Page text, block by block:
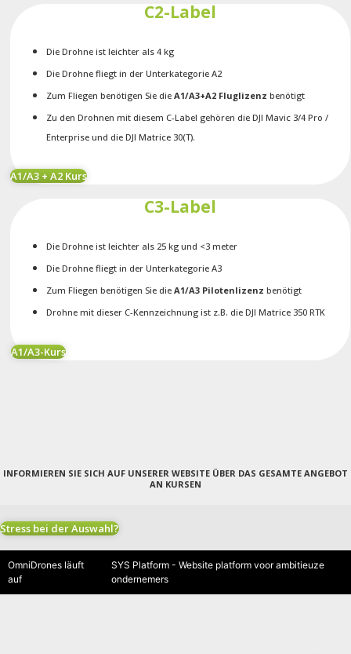
C2-Label
Die Drohne ist leichter als 4 kg
Die Drohne fliegt in der Unterkategorie A2
Zum Fliegen benötigen Sie die A1/A3+A2 Fluglizenz benötigt
Zu den Drohnen mit diesem C-Label gehören die DJI Mavic 3/4 Pro /
Enterprise und die DJI Matrice 30(T).
A1/A3 + A2 Kurs
C3-Label
Die Drohne ist leichter als 25 kg und <3 meter
Die Drohne fliegt in der Unterkategorie A3
Zum Fliegen benötigen Sie die A1/A3 Pilotenlizenz benötigt
Drohne mit dieser C-Kennzeichnung ist z.B. die DJI Matrice 350 RTK
A1/A3-Kurs
INFORMIEREN SIE SICH AUF UNSERER WEBSITE ÜBER DAS GESAMTE ANGEBOT
AN KURSEN
Stress bei der Auswahl?
OmniDrones läuft
auf
SYS Platform - Website platform voor ambitieuze
ondernemers